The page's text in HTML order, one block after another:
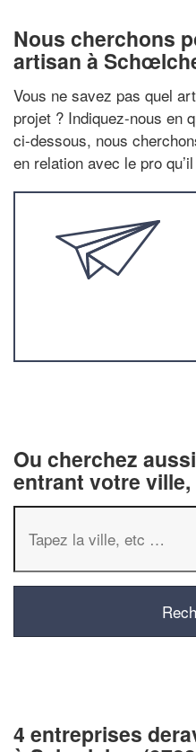
Nous cherchons
artisan à
Vous ne savez pas quel
projet ? Indiquez-nous en
ci-dessous, nous
en relation avec le pro
Ou cherchez
entrant votre
4 entreprises